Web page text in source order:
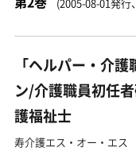
「ヘルパー・介
ン/介護職員初任
護福祉士
寿介護エス・オー・エス